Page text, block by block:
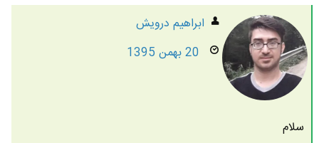
ابراهیم درویش
20 بهمن 1395
سلام